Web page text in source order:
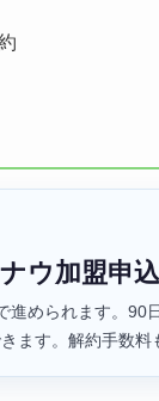
ウ加盟申
進められます。90
ます。解約手数料